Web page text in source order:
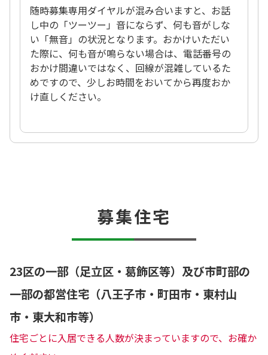
随時募集専用ダイヤルが混み合いますと、お話
し中の「ツーツー」音にならず、何も音がしな
い「無音」の状況となります。おかけいただい
た際に、何も音が鳴らない場合は、電話番号の
おかけ間違いではなく、回線が混雑しているた
めですので、少しお時間をおいてから再度おか
け直しください。
募集住宅
23区の一部（足立区・葛飾区等）及び市町部の
一部の都営住宅（八王子市・町田市・東村山
市・東大和市等）
住宅ごとに入居できる人数が決まっていますので、お確か